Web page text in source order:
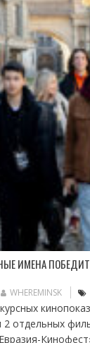
ИМЕНА
WHEREMINSK
2 отдельных